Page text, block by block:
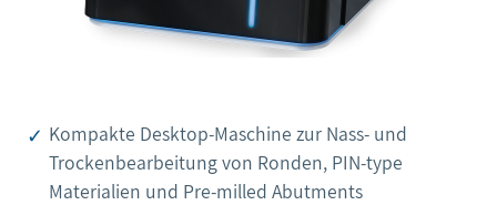
Kompakte Desktop-Maschine zur Nass- und
Trockenbearbeitung von Ronden, PIN-type
Materialien und Pre-milled Abutments